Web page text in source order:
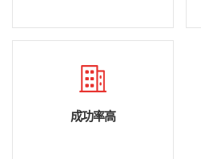
成功率高